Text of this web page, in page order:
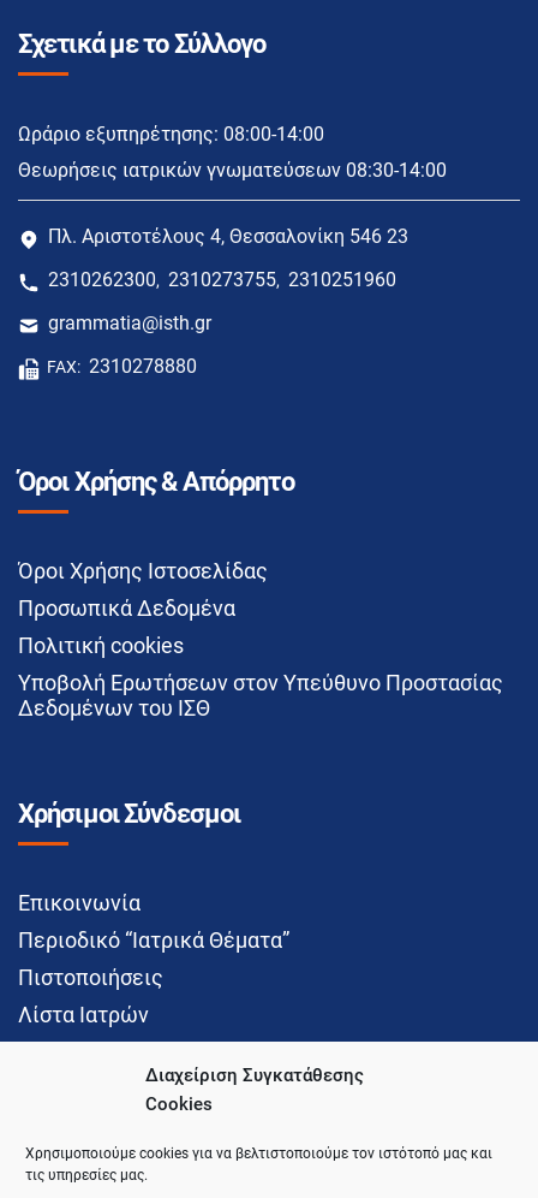
Διαχείριση Συγκατάθεσης
Cookies
Χρησιμοποιούμε cookies για να βελτιστοποιούμε τον ιστότοπό μας και
τις υπηρεσίες μας.
Σχετικά με το Σύλλογο
Ωράριο εξυπηρέτησης: 08:00-14:00
Θεωρήσεις ιατρικών γνωματεύσεων 08:30-14:00
Πλ. Αριστοτέλους 4, Θεσσαλονίκη 546 23
2310262300, 2310273755, 2310251960
grammatia@isth.gr
FAX: 2310278880
Όροι Χρήσης & Απόρρητο
Όροι Χρήσης Ιστοσελίδας
Προσωπικά Δεδομένα
Πολιτική cookies
Υποβολή Ερωτήσεων στον Υπεύθυνο Προστασίας
Δεδομένων του ΙΣΘ
Χρήσιμοι Σύνδεσμοι
Επικοινωνία
Περιοδικό “Ιατρικά Θέματα”
Πιστοποιήσεις
Λίστα Ιατρών
Social Media